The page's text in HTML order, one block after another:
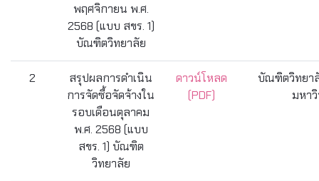
พฤศจิกายน พ.ศ.
2568 (แบบ สขร. 1)
บัณฑิตวิทยาลัย
2
สรุปผลการดำเนิน
การจัดซื้อจัดจ้างใน
รอบเดือนตุลาคม
พ.ศ. 2568 (แบบ
สขร. 1) บัณฑิต
วิทยาลัย
ดาวน์โหลด
(PDF)
บัณฑิตวิทยา
มหา